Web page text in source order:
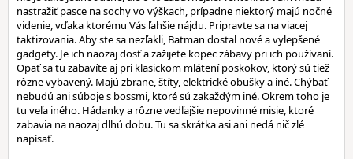
nastražiť pasce na sochy vo výškach, prípadne niektorý majú nočné
videnie, vďaka ktorému Vás ľahšie nájdu. Pripravte sa na viacej
taktizovania. Aby ste sa nezľakli, Batman dostal nové a vylepšené
gadgety. Je ich naozaj dosť a zažijete kopec zábavy pri ich používaní.
Opäť sa tu zabavíte aj pri klasickom mlátení poskokov, ktorý sú tiež
rôzne vybavený. Majú zbrane, štíty, elektrické obušky a iné. Chýbať
nebudú ani súboje s bossmi, ktoré sú zakaždým iné. Okrem toho je
tu veľa iného. Hádanky a rôzne vedľajšie nepovinné misie, ktoré
zabavia na naozaj dlhú dobu. Tu sa skrátka asi ani nedá nič zlé
napísať.